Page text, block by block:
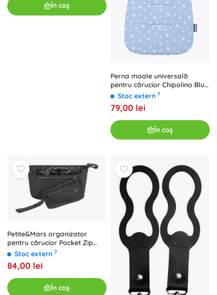
În coș
Perna moale universală
pentru cărucior Chipolino Blue
Stars
Stoc extern ?
79,00 lei
În coș
Petite&Mars organizator
pentru cărucior Pocket Zip
negru
Stoc extern ?
84,00 lei
În coș